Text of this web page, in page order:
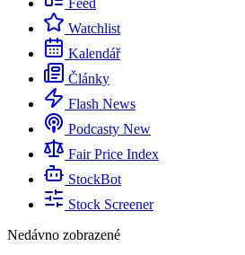
Feed
Watchlist
Kalendář
Články
Flash News
Podcasty New
Fair Price Index
StockBot
Stock Screener
Nedávno zobrazené